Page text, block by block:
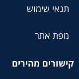
תנאי שימוש
מפת אתר
קישורים מהירים